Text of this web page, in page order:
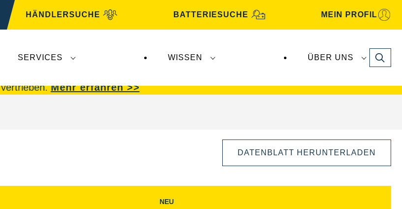
HÄNDLERSUCHE BATTERIESUCHE MEIN PROFIL
SERVICES WISSEN ÜBER UNS Search
vertrieben.Mehr erfahren >>
DATENBLATT HERUNTERLADEN
NEU